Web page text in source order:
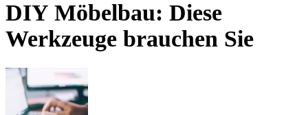
DIY Möbelbau: Diese
Werkzeuge brauchen Sie